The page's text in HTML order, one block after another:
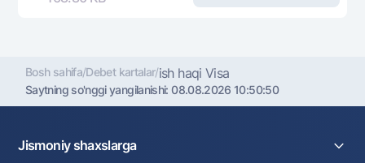
Bosh sahifa/Debet kartalar/ish haqi Visa
Saytning so'nggi yangilanishi:08.08.2026 10:50:50
Jismoniy shaxslarga